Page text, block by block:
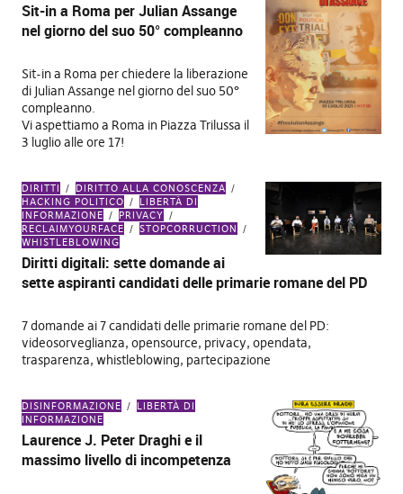
Sit-in a Roma per Julian Assange
nel giorno del suo 50° compleanno
Sit-in a Roma per chiedere la liberazione
di Julian Assange nel giorno del suo 50°
compleanno.
Vi aspettiamo a Roma in Piazza Trilussa il
3 luglio alle ore 17!
DIRITTI
DIRITTO ALLA CONOSCENZA
HACKING POLITICO
LIBERTÀ DI
INFORMAZIONE
PRIVACY
RECLAIMYOURFACE
STOPCORRUCTION
WHISTLEBLOWING
Diritti digitali: sette domande ai
sette aspiranti candidati delle primarie romane del PD
7 domande ai 7 candidati delle primarie romane del PD:
videosorveglianza, opensource, privacy, opendata,
trasparenza, whistleblowing, partecipazione
DISINFORMAZIONE
LIBERTÀ DI
INFORMAZIONE
Laurence J. Peter Draghi e il
massimo livello di incompetenza